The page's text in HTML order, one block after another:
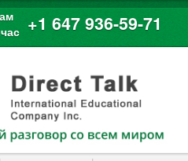
+1 647 936-59-71